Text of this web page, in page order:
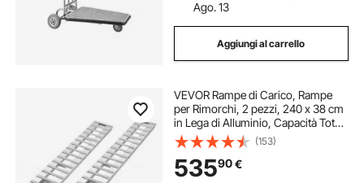
Ago. 13
Aggiungi al carrello
VEVOR Rampe di Carico, Rampe
per Rimorchi, 2 pezzi, 240 x 38 cm
in Lega di Alluminio, Capacità Totale
2721,6 kg, per Carrelli, Trattori
Agricoli, ATV, Tosaerba,
Motociclette, Argento
(153)
53590€